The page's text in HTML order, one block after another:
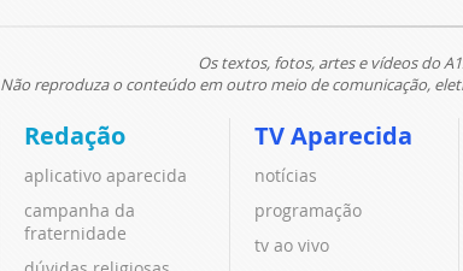
Os textos, fotos, artes e vídeos do
Não reproduza o conteúdo em outro meio de comunicação,
Redação
aplicativo aparecida
campanha da
fraternidade
TV Aparecida
notícias
programação
tv ao vivo